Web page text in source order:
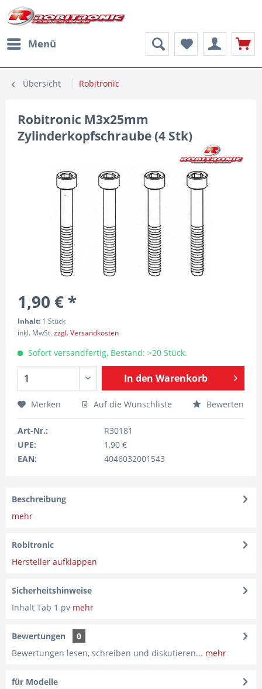
Menü
Übersicht Robitronic
Robitronic M3x25mm
Zylinderkopfschraube (4 Stk)
1,90 € *
Inhalt: 1 Stück
inkl. MwSt.zzgl. Versandkosten
Sofort versandfertig, Bestand: >20 Stück.
In den Warenkorb
Merken Auf die Wunschliste Bewerten
Art-Nr.:
R30181
UPE:
1,90 €
EAN:
4046032001543
Beschreibung
mehr
Robitronic
Hersteller aufklappen
Sicherheitshinweise
Inhalt Tab 1 pv mehr
Bewertungen
0
Bewertungen lesen, schreiben und diskutieren... mehr
für Modelle